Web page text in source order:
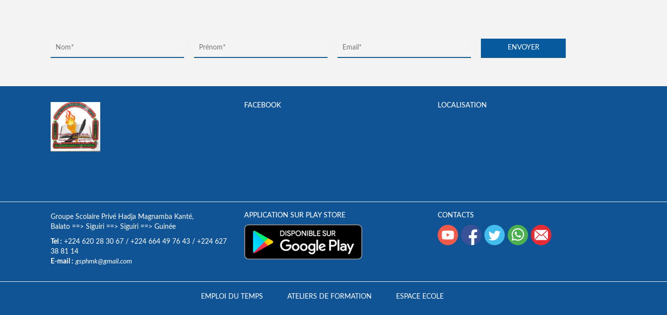
FACEBOOK LOCALISATION
Groupe Scolaire Privé Hadja Magnamba Kanté,
Balato ==> Siguiri ==> Siguiri ==> Guinée
Tel : +224 620 28 30 67 / +224 664 49 76 43 / +224 627
38 81 14
E-mail : gsphmk@gmail.com
APPLICATION SUR PLAY STORE CONTACTS
EMPLOI DU TEMPS ATELIERS DE FORMATION ESPACE ECOLE